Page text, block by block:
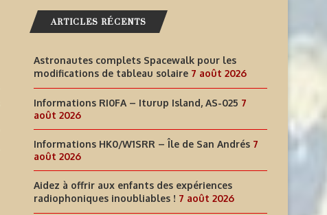
ARTICLES RÉCENTS
Astronautes complets Spacewalk pour les
modifications de tableau solaire 7 août 2026
Informations RI0FA – Iturup Island, AS-025 7
août 2026
Informations HK0/W1SRR – Île de San Andrés 7
août 2026
Aidez à offrir aux enfants des expériences
radiophoniques inoubliables ! 7 août 2026